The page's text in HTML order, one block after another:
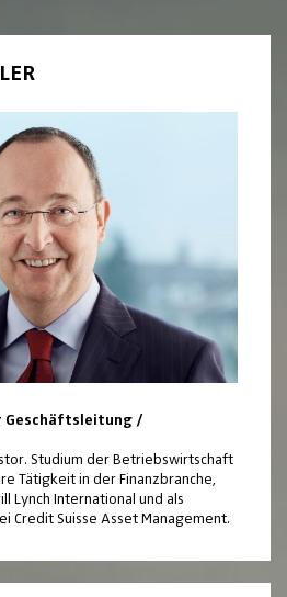
Geschäftsleitung /
Studium der Betriebswirtschaft
Tätigkeit in der Finanzbranche,
Lynch International und als
Credit Suisse Asset Management.